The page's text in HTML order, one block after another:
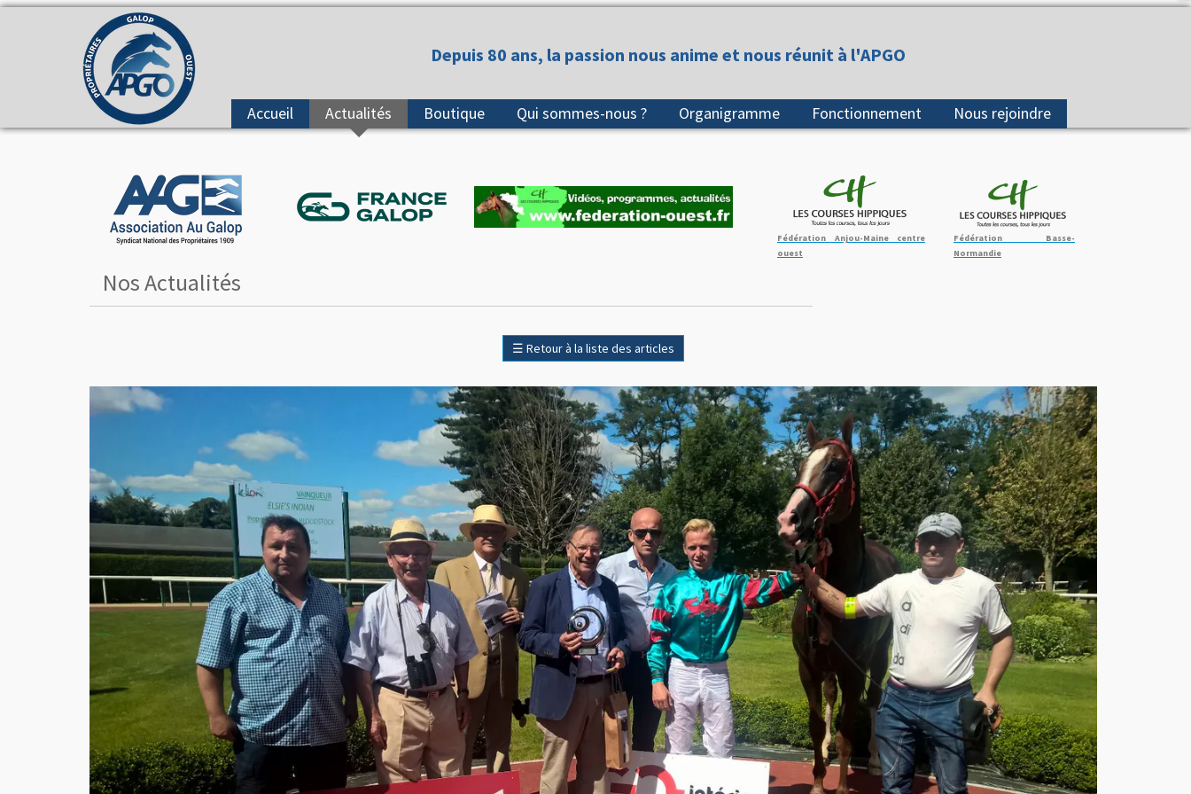
Accueil Actualités Boutique Qui sommes-nous ? Organigramme Fonctionnement Nous rejoindre
Depuis 80 ans, la passion nous anime et nous réunit à l'APGO
Fédération Basse-
Normandie
Fédération Anjou-Maine centre
ouest
Nos Actualités
☰ Retour à la liste des articles